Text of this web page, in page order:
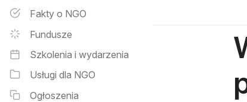
Fakty o NGO
Fundusze
Szkolenia i wydarzenia
Usługi dla NGO
Ogłoszenia